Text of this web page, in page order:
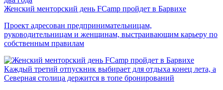
Женский менторский день FCamp пройдет в Барвихе
Проект адресован предпринимательницам,
руководительницам и женщинам, выстраивающим карьеру по
собственным правилам
Каждый третий отпускник выбирает для отдыха конец лета, а
Северная столица держится в топе бронирований